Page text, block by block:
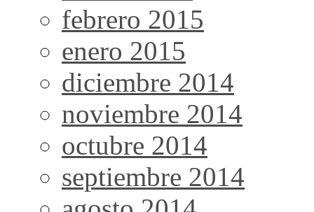
febrero 2015
enero 2015
diciembre 2014
noviembre 2014
octubre 2014
septiembre 2014